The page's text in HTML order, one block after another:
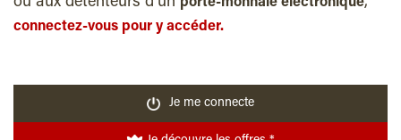
porte-monnaie électronique
connectez-vous pour y accéder.
Je me connecte